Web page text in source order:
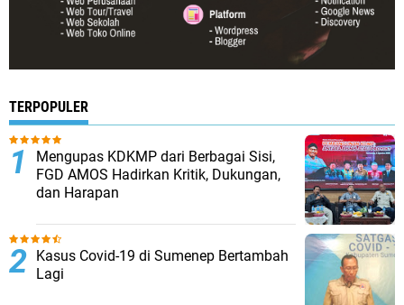
TERPOPULER
Mengupas KDKMP dari Berbagai Sisi,
FGD AMOS Hadirkan Kritik, Dukungan,
dan Harapan
Kasus Covid-19 di Sumenep Bertambah
Lagi